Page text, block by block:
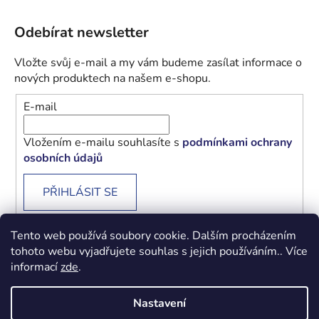
Tento web používá soubory cookie. Dalším procházením
tohoto webu vyjadřujete souhlas s jejich používáním.. Více
informacízde.
Nastavení
Odebírat newsletter
Vložte svůj e-mail a my vám budeme zasílat informace o
nových produktech na našem e-shopu.
E-mail
Vložením e-mailu souhlasíte s podmínkami ochrany
osobních údajů
PŘIHLÁSIT SE
Obchodní podmínky Podmínky ochrany osobních údajů